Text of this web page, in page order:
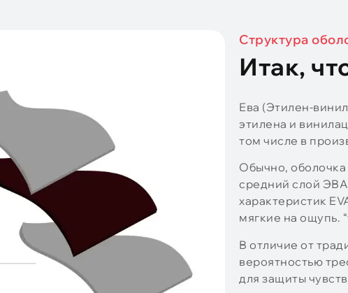
Структура
Итак,
Ева (Этилен-
этилена и
том числе в
Обычно,
средний слой
характеристик
мягкие на ощупь.
В отличие от
вероятностью
для защиты